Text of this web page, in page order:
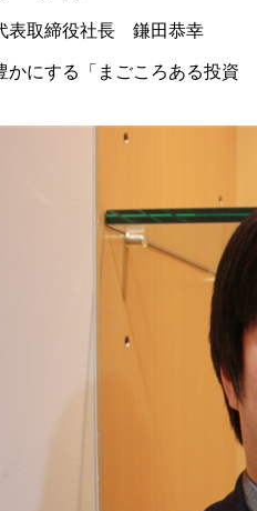
表取締役社長 鎌田恭幸
かにする「まごころある投資